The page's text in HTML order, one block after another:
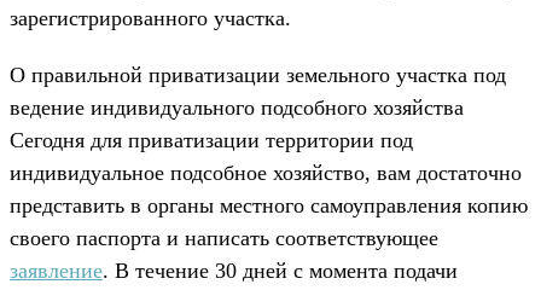
зарегистрированного участка.
О правильной приватизации земельного участка под
ведение индивидуального подсобного хозяйства
Сегодня для приватизации территории под
индивидуальное подсобное хозяйство, вам достаточно
представить в органы местного самоуправления копию
своего паспорта и написать соответствующее
заявление. В течение 30 дней с момента подачи